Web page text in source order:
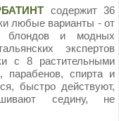
содержит 36
любые варианты - от
блондов и модных
экспертов
с 8 растительными
парабенов, спирта и
быстро действуют,
седину, не